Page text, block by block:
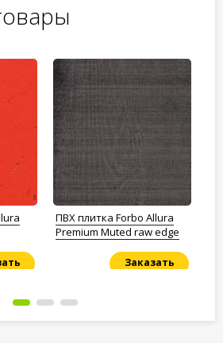
ПВХ плитка Forbo Allura
Premium Muted raw edge
Заказать